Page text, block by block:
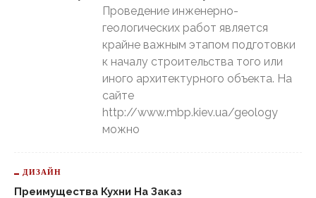
Проведение инженерно-
геологических работ является
крайне важным этапом подготовки
к началу строительства того или
иного архитектурного объекта. На
сайте
http://www.mbp.kiev.ua/geology
можно
ДИЗАЙН
Преимущества Кухни На Заказ